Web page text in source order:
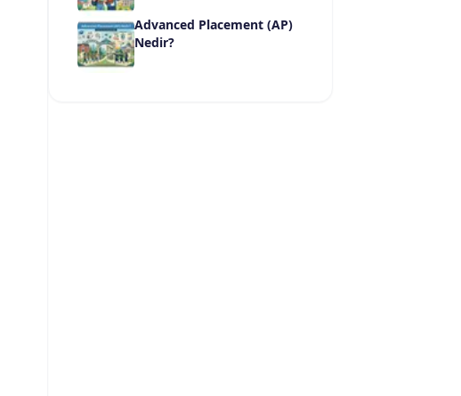
Advanced Placement (AP)
Nedir?